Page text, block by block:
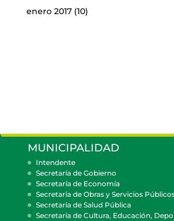
enero 2017(10)
MUNICIPALIDAD
Intendente
Secretaría de Gobierno
Secretaría de Economía
Secretaría de Obras y Servicios
Secretaría de Salud Pública
Secretaría de Cultura, Educación,